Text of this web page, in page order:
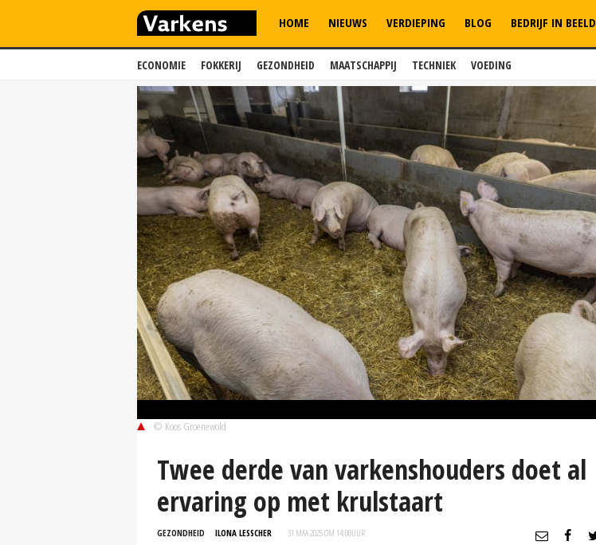
ECONOMIE FOKKERIJ GEZONDHEID MAATSCHAPPIJ TECHNIEK VOEDING
HOME NIEUWS VERDIEPING BLOG BEDRIJF IN BEELD
© Koos Groenewold
Twee derde van varkenshouders doet al
ervaring op met krulstaart
GEZONDHEID ILONA LESSCHER 31 MAA 2025 OM 14:00UUR